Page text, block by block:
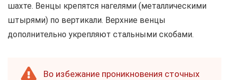
шахте. Венцы крепятся нагелями (металлическими
штырями) по вертикали. Верхние венцы
дополнительно укрепляют стальными скобами.
Во избежание проникновения сточных